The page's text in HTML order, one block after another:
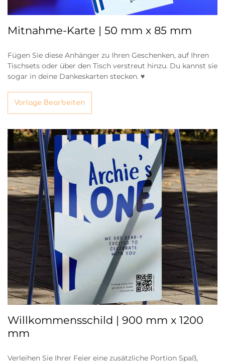
Mitnahme-Karte | 50 mm x 85 mm
Fügen Sie diese Anhänger zu Ihren Geschenken, auf Ihren
Tischsets oder über den Tisch verstreut hinzu. Du kannst sie
sogar in deine Dankeskarten stecken. ♥
Vorlage Bearbeiten
Willkommensschild | 900 mm x 1200
mm
Verleihen Sie Ihrer Feier eine zusätzliche Portion Spaß,